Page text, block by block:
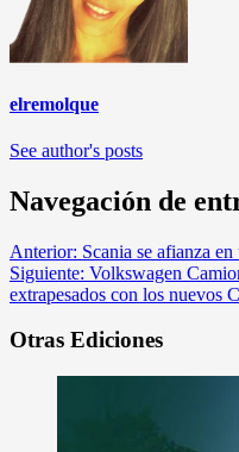
elremolque
See author's posts
Navegación de
Anterior: Scania se afianza
Siguiente: Volkswagen
extrapesados con los nuevos
Otras Ediciones